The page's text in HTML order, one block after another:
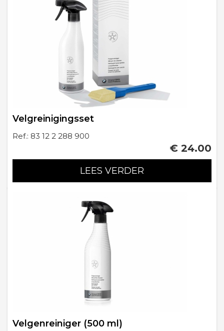
Velgreinigingsset
Ref.: 83 12 2 288 900
€ 24.00
LEES VERDER
Velgenreiniger (500 ml)